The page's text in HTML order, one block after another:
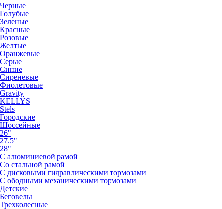
Черные
Голубые
Зеленые
Красные
Розовые
Желтые
Оранжевые
Серые
Синие
Сиреневые
Фиолетовые
Gravity
KELLYS
Stels
Городские
Шоссейные
26"
27.5"
28"
С алюминиевой рамой
Со стальной рамой
С дисковыми гидравлическими тормозами
С ободными механическими тормозами
Детские
Беговелы
Трехколесные